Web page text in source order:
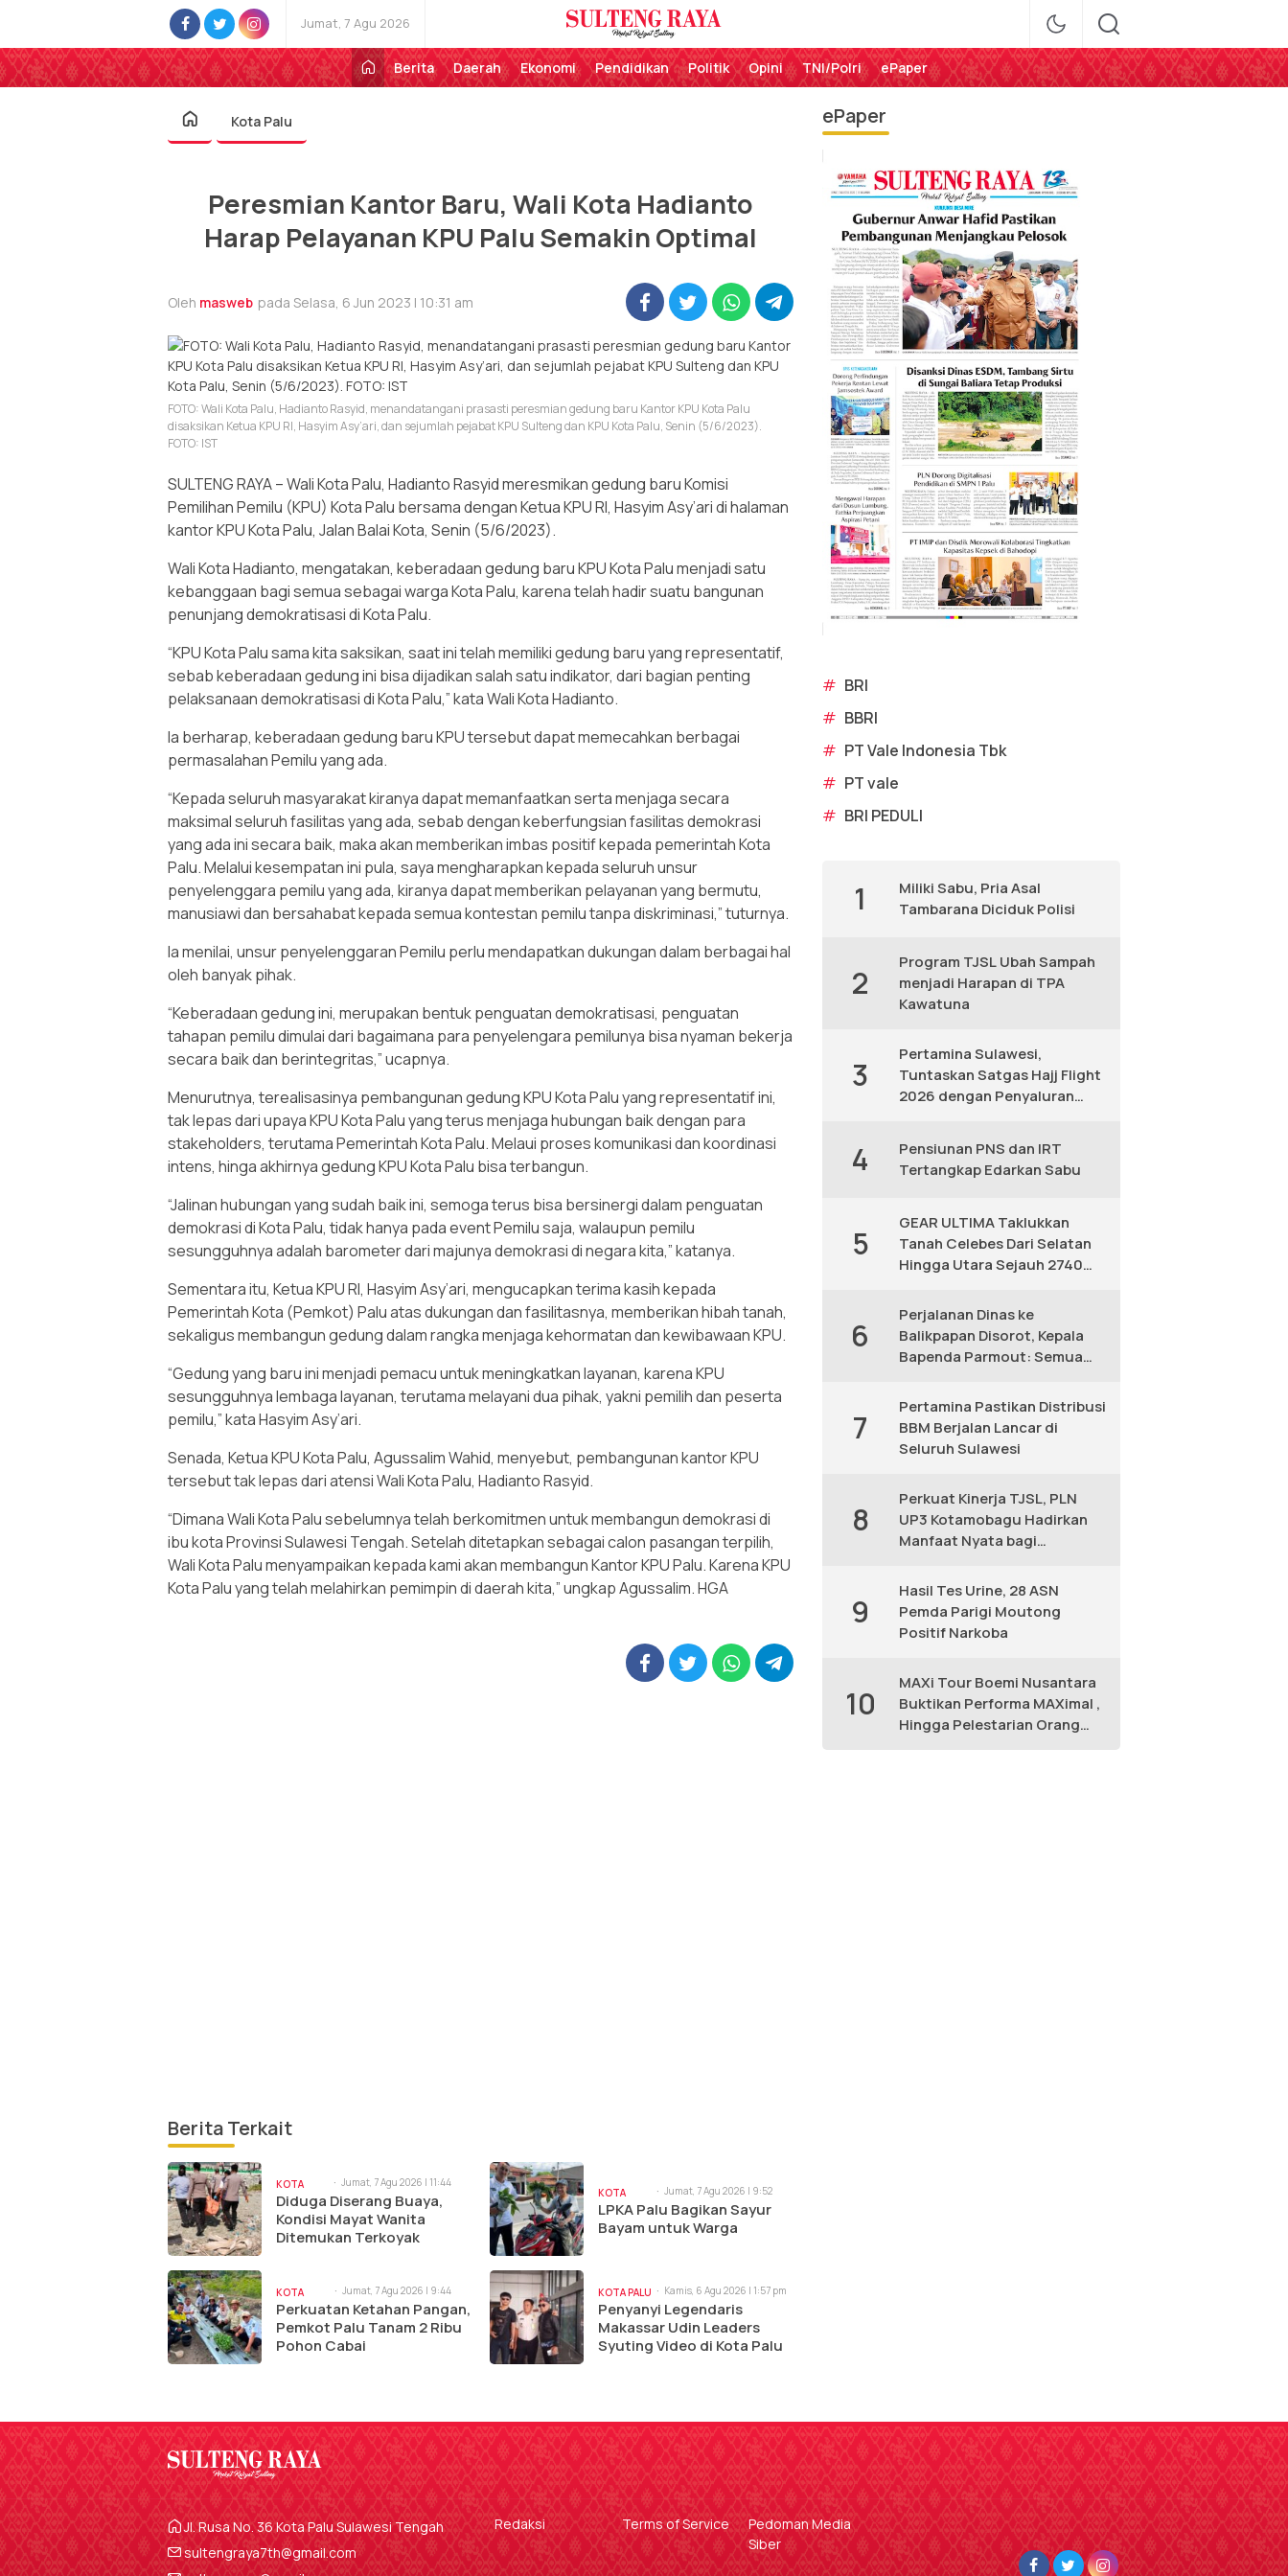
Jumat, 7 Agu 2026
Sulteng Raya
Perekat Rakyat Sulteng
Berita
Daerah Ekonomi Pendidikan Politik Opini TNI/Polri ePaper
Kota Palu
Peresmian Kantor Baru, Wali Kota Hadianto
Harap Pelayanan KPU Palu Semakin Optimal
Oleh masweb pada Selasa, 6 Jun 2023 | 10:31 am
FOTO: Wali Kota Palu, Hadianto Rasyid, menandatangani prasasti peresmian gedung baru Kantor KPU Kota Palu
disaksikan Ketua KPU RI, Hasyim Asy’ari, dan sejumlah pejabat KPU Sulteng dan KPU Kota Palu, Senin (5/6/2023).
FOTO: IST
SULTENG RAYA – Wali Kota Palu, Hadianto Rasyid meresmikan gedung baru Komisi
Pemilihan Pemilu (KPU) Kota Palu bersama dengan Ketua KPU RI, Hasyim Asy’ari di halaman
kantor KPU Kota Palu, Jalan Balai Kota, Senin (5/6/2023).
Wali Kota Hadianto, mengatakan, keberadaan gedung baru KPU Kota Palu menjadi satu
kebanggaan bagi semua sebagai warga Kota Palu, karena telah hadir suatu bangunan
penunjang demokratisasi di Kota Palu.
“KPU Kota Palu sama kita saksikan, saat ini telah memiliki gedung baru yang representatif,
sebab keberadaan gedung ini bisa dijadikan salah satu indikator, dari bagian penting
pelaksanaan demokratisasi di Kota Palu,” kata Wali Kota Hadianto.
Ia berharap, keberadaan gedung baru KPU tersebut dapat memecahkan berbagai
permasalahan Pemilu yang ada.
“Kepada seluruh masyarakat kiranya dapat memanfaatkan serta menjaga secara
maksimal seluruh fasilitas yang ada, sebab dengan keberfungsian fasilitas demokrasi
yang ada ini secara baik, maka akan memberikan imbas positif kepada pemerintah Kota
Palu. Melalui kesempatan ini pula, saya mengharapkan kepada seluruh unsur
penyelenggara pemilu yang ada, kiranya dapat memberikan pelayanan yang bermutu,
manusiawi dan bersahabat kepada semua kontestan pemilu tanpa diskriminasi,” tuturnya.
Ia menilai, unsur penyelenggaran Pemilu perlu mendapatkan dukungan dalam berbagai hal
oleh banyak pihak.
“Keberadaan gedung ini, merupakan bentuk penguatan demokratisasi, penguatan
tahapan pemilu dimulai dari bagaimana para penyelengara pemilunya bisa nyaman bekerja
secara baik dan berintegritas,” ucapnya.
Menurutnya, terealisasinya pembangunan gedung KPU Kota Palu yang representatif ini,
tak lepas dari upaya KPU Kota Palu yang terus menjaga hubungan baik dengan para
stakeholders, terutama Pemerintah Kota Palu. Melaui proses komunikasi dan koordinasi
intens, hinga akhirnya gedung KPU Kota Palu bisa terbangun.
“Jalinan hubungan yang sudah baik ini, semoga terus bisa bersinergi dalam penguatan
demokrasi di Kota Palu, tidak hanya pada event Pemilu saja, walaupun pemilu
sesungguhnya adalah barometer dari majunya demokrasi di negara kita,” katanya.
Sementara itu, Ketua KPU RI, Hasyim Asy’ari, mengucapkan terima kasih kepada
Pemerintah Kota (Pemkot) Palu atas dukungan dan fasilitasnya, memberikan hibah tanah,
sekaligus membangun gedung dalam rangka menjaga kehormatan dan kewibawaan KPU.
“Gedung yang baru ini menjadi pemacu untuk meningkatkan layanan, karena KPU
sesungguhnya lembaga layanan, terutama melayani dua pihak, yakni pemilih dan peserta
pemilu,” kata Hasyim Asy’ari.
Senada, Ketua KPU Kota Palu, Agussalim Wahid, menyebut, pembangunan kantor KPU
tersebut tak lepas dari atensi Wali Kota Palu, Hadianto Rasyid.
“Dimana Wali Kota Palu sebelumnya telah berkomitmen untuk membangun demokrasi di
ibu kota Provinsi Sulawesi Tengah. Setelah ditetapkan sebagai calon pasangan terpilih,
Wali Kota Palu menyampaikan kepada kami akan membangun Kantor KPU Palu. Karena KPU
Kota Palu yang telah melahirkan pemimpin di daerah kita,” ungkap Agussalim. HGA
Berita Terkait
KOTA
PALU
Jumat, 7 Agu 2026 | 11:44
am
Diduga Diserang Buaya,
Kondisi Mayat Wanita
Ditemukan Terkoyak
KOTA
PALU
Jumat, 7 Agu 2026 | 9:52
am
LPKA Palu Bagikan Sayur
Bayam untuk Warga
KOTA
PALU
Jumat, 7 Agu 2026 | 9:44
am
Perkuatan Ketahan Pangan,
Pemkot Palu Tanam 2 Ribu
Pohon Cabai
KOTA PALU Kamis, 6 Agu 2026 | 1:57 pm
Penyanyi Legendaris
Makassar Udin Leaders
Syuting Video di Kota Palu
ePaper
# BRI
# BBRI
# PT Vale Indonesia Tbk
# PT vale
# BRI PEDULI
1
Miliki Sabu, Pria Asal
Tambarana Diciduk Polisi
2
Program TJSL Ubah Sampah
menjadi Harapan di TPA
Kawatuna
3
Pertamina Sulawesi,
Tuntaskan Satgas Hajj Flight
2026 dengan Penyaluran
4
Pensiunan PNS dan IRT
Tertangkap Edarkan Sabu
5
GEAR ULTIMA Taklukkan
Tanah Celebes Dari Selatan
Hingga Utara Sejauh 2740
6
Perjalanan Dinas ke
Balikpapan Disorot, Kepala
Bapenda Parmout: Semua
7
Pertamina Pastikan Distribusi
BBM Berjalan Lancar di
Seluruh Sulawesi
8
Perkuat Kinerja TJSL, PLN
UP3 Kotamobagu Hadirkan
Manfaat Nyata bagi
9
Hasil Tes Urine, 28 ASN
Pemda Parigi Moutong
Positif Narkoba
10
MAXi Tour Boemi Nusantara
Buktikan Performa MAXimal ,
Hingga Pelestarian Orang
Jl. Rusa No. 36 Kota Palu Sulawesi Tengah
sultengraya7th@gmail.com
Redaksi Terms of Service
Pedoman Media
Siber